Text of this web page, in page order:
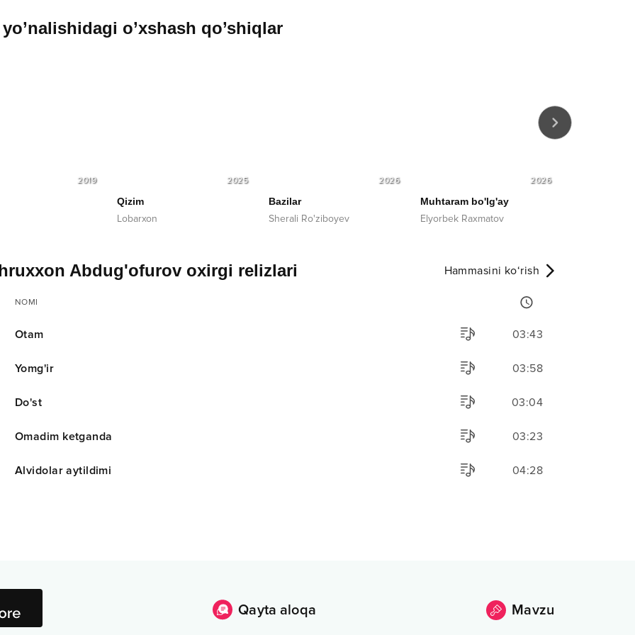
yo’nalishidagi o’xshash qo’shiqlar
2019 2025
Qizim
Lobarxon
2026
Bazilar
Sherali Ro'ziboyev
2026
Muhtaram bo'lg'ay
Elyorbek Raxmatov
Abdug'ofurov oxirgi relizlari Hammasini ko‘rish
NOMI
Otam 03:43
Yomg'ir 03:58
Do'st 03:04
Omadim ketganda 03:23
Alvidolar aytildimi 04:28
Qayta aloqa Mavzu